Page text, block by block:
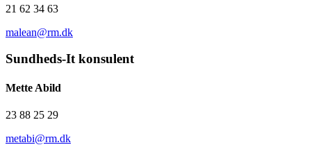
21 62 34 63
malean@rm.dk
Sundheds-It konsulent
Mette Abild
23 88 25 29
metabi@rm.dk